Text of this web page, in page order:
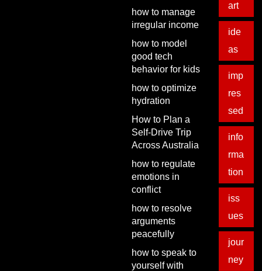
how to manage
irregular income
how to model
good tech
behavior for kids
how to optimize
hydration
How to Plan a
Self-Drive Trip
Across Australia
how to regulate
emotions in
conflict
how to resolve
arguments
peacefully
how to speak to
yourself with
art
ide
as
imp
res
sed
info
rma
tion
iss
ues
jour
ney